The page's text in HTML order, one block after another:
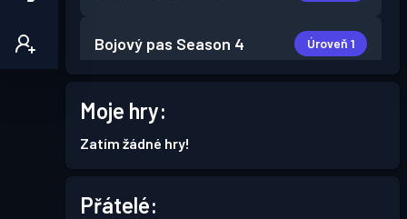
Bojový pas Season 4 Úroveň 1
Bojový pas
Bojový pas Season 2
Bojový pas
Moje hry:
Zatím žádné hry!
Přátelé: